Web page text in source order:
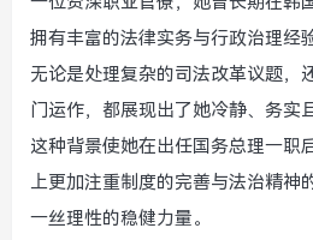
拥有丰富的法律实务与行政治理经
无论是处理复杂的司法改革议题，
门运作，都展现出了她冷静、务实
这种背景使她在出任国务总理一职
上更加注重制度的完善与法治精神
一丝理性的稳健力量。